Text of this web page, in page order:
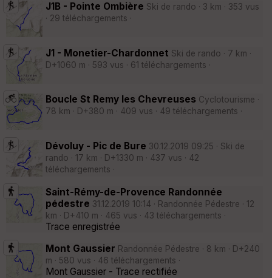
J1B - Pointe Ombière Ski de rando · 3 km · 353 vus
· 29 téléchargements ·
J1 - Monetier-Chardonnet Ski de rando · 7 km ·
D+1060 m · 593 vus · 61 téléchargements ·
Boucle St Remy les Chevreuses Cyclotourisme ·
78 km · D+380 m · 409 vus · 49 téléchargements ·
Dévoluy - Pic de Bure 30.12.2019 09:25 · Ski de
rando · 17 km · D+1330 m · 437 vus · 42
téléchargements ·
Saint-Rémy-de-Provence Randonnée
pédestre 31.12.2019 10:14 · Randonnée Pédestre · 12
km · D+410 m · 465 vus · 43 téléchargements ·
Trace enregistrée
Mont Gaussier Randonnée Pédestre · 8 km · D+240
m · 580 vus · 46 téléchargements ·
Mont Gaussier - Trace rectifiée